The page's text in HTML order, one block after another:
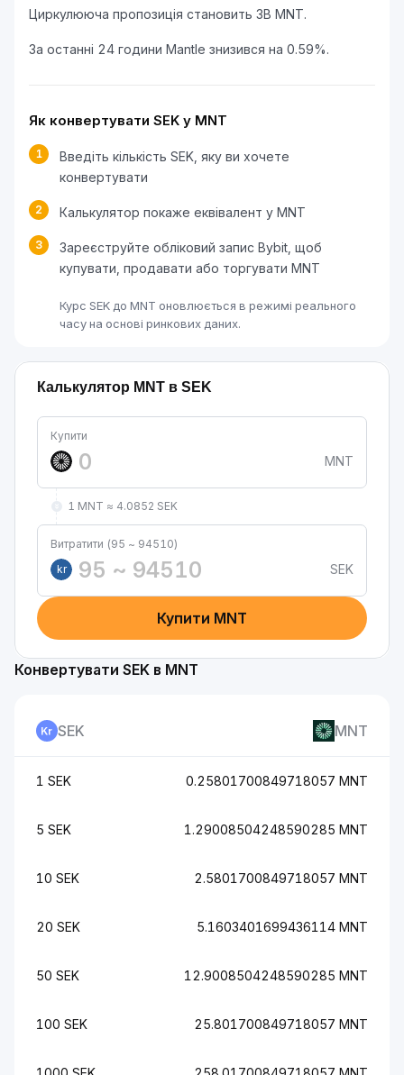
Циркулююча пропозиція становить 3B MNT.
За останні 24 години Mantle знизився на 0.59%.
Як конвертувати SEK у MNT
1
Введіть кількість SEK, яку ви хочете
конвертувати
2 Калькулятор покаже еквівалент у MNT
3
Зареєструйте обліковий запис Bybit, щоб
купувати, продавати або торгувати MNT
Курс SEK до MNT оновлюється в режимі реального
часу на основі ринкових даних.
Калькулятор MNT в SEK
Купити
MNT
1 MNT ≈ 4.0852 SEK
Витратити (95 ~ 94510)
kr
SEK
Купити MNT
Конвертувати SEK в MNT
SEK MNT
1 SEK 0.25801700849718057 MNT
5 SEK 1.29008504248590285 MNT
10 SEK 2.5801700849718057 MNT
20 SEK 5.1603401699436114 MNT
50 SEK 12.9008504248590285 MNT
100 SEK 25.801700849718057 MNT